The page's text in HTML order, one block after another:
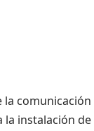
comunicación
instalación